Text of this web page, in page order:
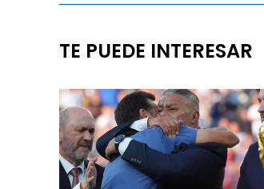
TE PUEDE INTERESAR